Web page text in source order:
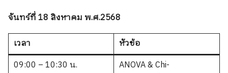
จันทร์ที่ 18 สิงหาคม พ.ศ.2568
เวลา
หัวข้อ
09:00 – 10:30 น.
ANOVA & Chi-